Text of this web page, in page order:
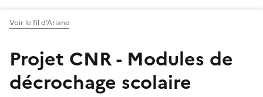
Voir le fil d’Ariane
Projet CNR - Modules de
décrochage scolaire